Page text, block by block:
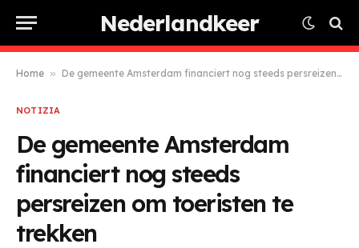
Nederlandkeer
Home » De gemeente Amsterdam financiert nog steeds persreizen om toeristen te trekken
NOTIZIA
De gemeente Amsterdam
financiert nog steeds
persreizen om toeristen te
trekken